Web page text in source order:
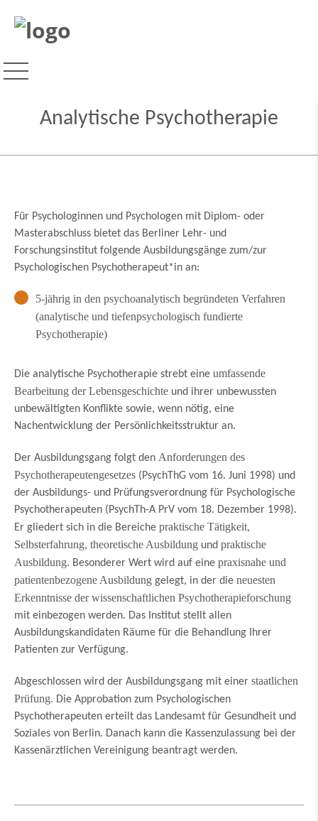
Analytische Psychotherapie
Für Psychologinnen und Psychologen mit Diplom- oder
Masterabschluss bietet das Berliner Lehr- und
Forschungsinstitut folgende Ausbildungsgänge zum/zur
Psychologischen Psychotherapeut*in an:
5-jährig in den psychoanalytisch begründeten Verfahren
(analytische und tiefenpsychologisch fundierte
Psychotherapie)
Die analytische Psychotherapie strebt eine umfassende
Bearbeitung der Lebensgeschichte und ihrer unbewussten
unbewältigten Konflikte sowie, wenn nötig, eine
Nachentwicklung der Persönlichkeitsstruktur an.
Der Ausbildungsgang folgt den Anforderungen des
Psychotherapeutengesetzes (PsychThG vom 16. Juni 1998) und
der Ausbildungs- und Prüfungsverordnung für Psychologische
Psychotherapeuten (PsychTh-A PrV vom 18. Dezember 1998).
Er gliedert sich in die Bereiche praktische Tätigkeit,
Selbsterfahrung, theoretische Ausbildung und praktische
Ausbildung. Besonderer Wert wird auf eine praxisnahe und
patientenbezogene Ausbildung gelegt, in der die neuesten
Erkenntnisse der wissenschaftlichen Psychotherapieforschung
mit einbezogen werden. Das Institut stellt allen
Ausbildungskandidaten Räume für die Behandlung Ihrer
Patienten zur Verfügung.
Abgeschlossen wird der Ausbildungsgang mit einer staatlichen
Prüfung. Die Approbation zum Psychologischen
Psychotherapeuten erteilt das Landesamt für Gesundheit und
Soziales von Berlin. Danach kann die Kassenzulassung bei der
Kassenärztlichen Vereinigung beantragt werden.